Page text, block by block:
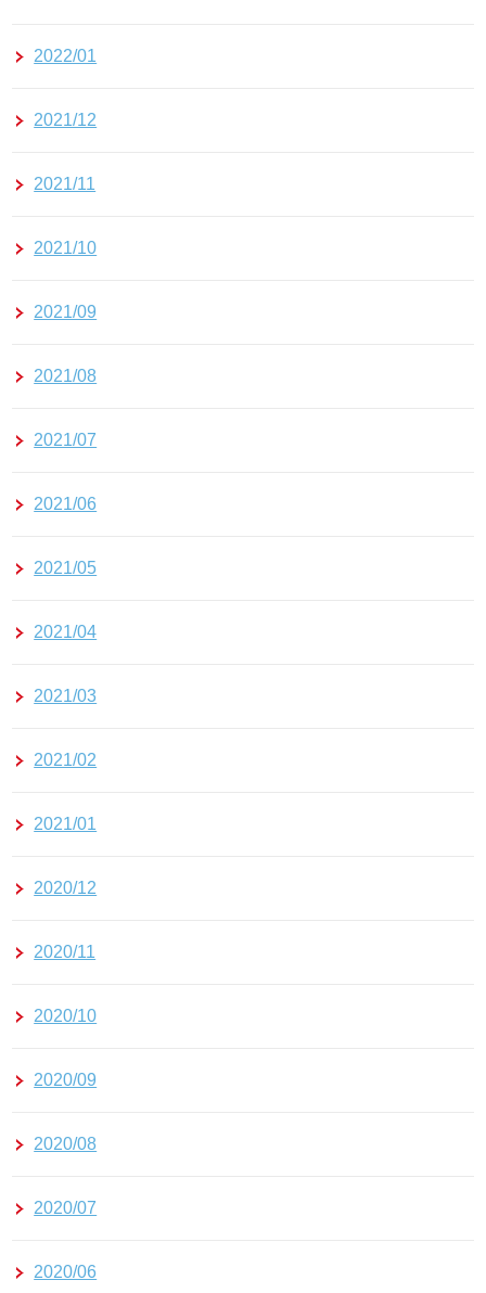
2022/01
2021/12
2021/11
2021/10
2021/09
2021/08
2021/07
2021/06
2021/05
2021/04
2021/03
2021/02
2021/01
2020/12
2020/11
2020/10
2020/09
2020/08
2020/07
2020/06